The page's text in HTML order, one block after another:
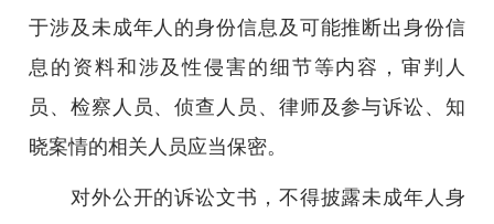
于涉及未成年人的身份信息及可能推断出身份信
息的资料和涉及性侵害的细节等内容，审判人
员、检察人员、侦查人员、律师及参与诉讼、知
晓案情的相关人员应当保密。
对外公开的诉讼文书，不得披露未成年人身